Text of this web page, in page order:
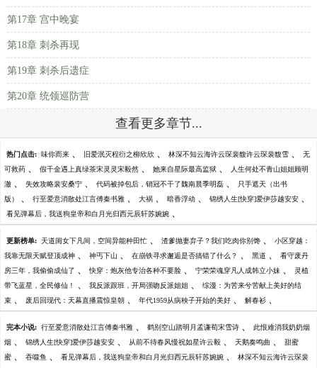
第17章 宫中晚宴
第18章 刺杀再现
第19章 刺杀后遗症
第20章 统领巡防营
查看更多章节...
热门点击: 味你而来 、 旧爱泯灭程衍之柳欣欣 、 林深不知云海许云琛裴馥许云琛裴馥雪 、 无
可救药 、 假千金遇上真绿茶宋灵灵宋毅然 、 她来自星际最高监狱 、 人生何处不青山姐姐顾明
澈 、 失效攻略裴安桑宁 、 代码被掉包后，销冠不干了魏南晨季明磊 、 只手遮天（出书
版） 、 行至爱意消散处江言傅秦书雅 、 大祸 、 暗香浮动 、 锦绣人生[快穿]爱伊莎越安安 、
看见弹幕后，我送狗皇帝和白月光归西元辰轩苏婉婉 、
更新榜单: 天道闺女下凡间，空间异能种田忙 、 渣爹抛妻弃子？我们吃肉你别馋 、 小区穿越：
我靠无限天赋登顶成神 、 神丐下山 、 在崩铁寻求邂逅是否搞错了什么？ 、 黑道 、 看守废丹
房三年，我偷偷成仙了 、 快穿：炮灰他专治各种不要脸 、 宁荣荣魂穿凡人成韩立小妹 、 灵植
带飞蓝星，全民修仙！ 、 我反派跟班，开局强吻反派姐姐 、 综漫：为苦来兮苦献上美好的结
束 、 废后回现代：天幕直播震惊皇朝 、 年代1959从病秧子开始的美好 、 解春衫 、
完本小说: 行至爱意消散处江言傅秦书雅 、 鹤别空山踏明月孟谦荀宋雪诗 、 此恨难消我奶奶烟
烟 、 锦绣人生[快穿]爱伊莎越安安 、 从前不待春风慢祝如星许云毅 、 天鹅奏鸣曲 、 甜蜜
蜜 、 吞噬鱼 、 看见弹幕后，我送狗皇帝和白月光归西元辰轩苏婉婉 、 林深不知云海许云琛裴